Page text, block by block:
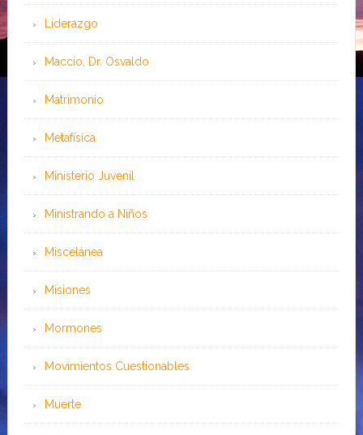
Liderazgo
Maccio, Dr. Osvaldo
Matrimonio
Metafísica
Ministerio Juvenil
Ministrando a Niños
Miscelánea
Misiones
Mormones
Movimientos Cuestionables
Muerte